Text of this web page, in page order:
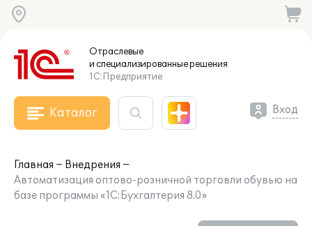
Отраслевые
и специализированныерешения
1С:Предприятие
Каталог Вход
Главная
Внедрения
Автоматизация оптово-розничной торговли обувью на
базе программы «1С:Бухгалтерия 8.0»